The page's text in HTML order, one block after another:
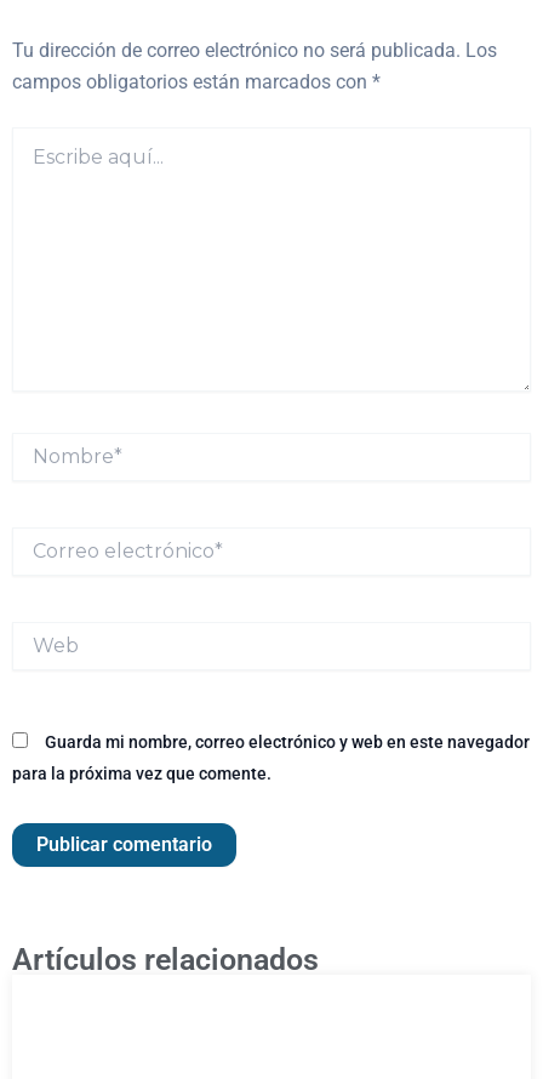
Tu dirección de correo electrónico no será publicada. Los
campos obligatorios están marcados con *
aquí...
electrónico*
Guarda mi nombre, correo electrónico y web en este navegador
para la próxima vez que comente.
Artículos relacionados